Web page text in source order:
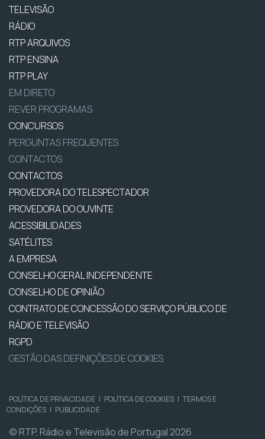
TELEVISÃO
RÁDIO
RTP ARQUIVOS
RTP ENSINA
RTP PLAY
EM DIRETO
REVER PROGRAMAS
CONCURSOS
PERGUNTAS FREQUENTES
CONTACTOS
CONTACTOS
PROVEDORA DO TELESPECTADOR
PROVEDORA DO OUVINTE
ACESSIBILIDADES
SATÉLITES
A EMPRESA
CONSELHO GERAL INDEPENDENTE
CONSELHO DE OPINIÃO
CONTRATO DE CONCESSÃO DO SERVIÇO PÚBLICO DE
RÁDIO E TELEVISÃO
RGPD
GESTÃO DAS DEFINIÇÕES DE COOKIES
POLÍTICA DE PRIVACIDADE | POLÍTICA DE COOKIES | TERMOS E
CONDIÇÕES | PUBLICIDADE
© RTP, Rádio e Televisão de Portugal 2026